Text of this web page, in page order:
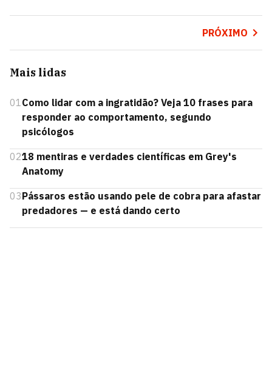
PRÓXIMO
Mais lidas
01Como lidar com a ingratidão? Veja 10 frases para
responder ao comportamento, segundo
psicólogos
0218 mentiras e verdades científicas em Grey's
Anatomy
03Pássaros estão usando pele de cobra para afastar
predadores — e está dando certo